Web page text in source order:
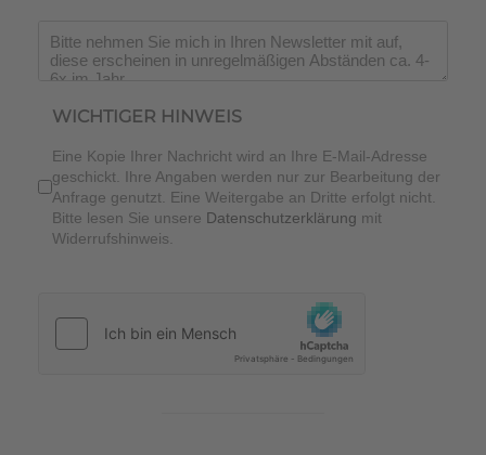
Wichtiger Hinweis*
WICHTIGER HINWEIS
Eine Kopie Ihrer Nachricht wird an Ihre E-Mail-Adresse
geschickt. Ihre Angaben werden nur zur Bearbeitung der
Anfrage genutzt. Eine Weitergabe an Dritte erfolgt nicht.
Bitte lesen Sie unsere Datenschutzerklärung mit
Widerrufshinweis.